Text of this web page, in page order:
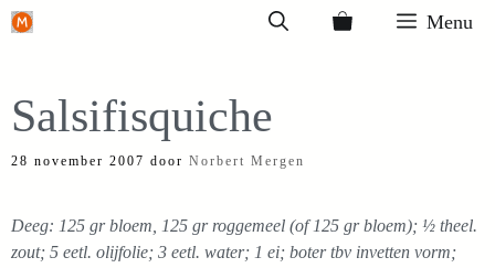
Ga
inhoud
Menu
Salsifisquiche
28 november 2007 door Norbert Mergen
Deeg: 125 gr bloem, 125 gr roggemeel (of 125 gr bloem); ½ theel.
zout; 5 eetl. olijfolie; 3 eetl. water; 1 ei; boter tbv invetten vorm;